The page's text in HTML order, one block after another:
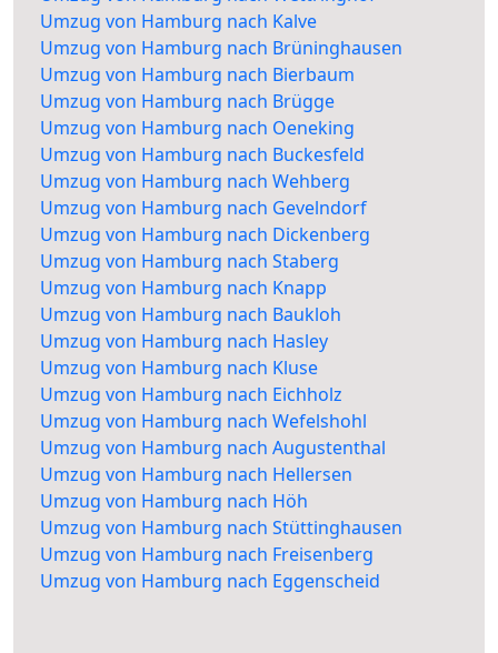
Umzug von Hamburg nach Kalve
Umzug von Hamburg nach Brüninghausen
Umzug von Hamburg nach Bierbaum
Umzug von Hamburg nach Brügge
Umzug von Hamburg nach Oeneking
Umzug von Hamburg nach Buckesfeld
Umzug von Hamburg nach Wehberg
Umzug von Hamburg nach Gevelndorf
Umzug von Hamburg nach Dickenberg
Umzug von Hamburg nach Staberg
Umzug von Hamburg nach Knapp
Umzug von Hamburg nach Baukloh
Umzug von Hamburg nach Hasley
Umzug von Hamburg nach Kluse
Umzug von Hamburg nach Eichholz
Umzug von Hamburg nach Wefelshohl
Umzug von Hamburg nach Augustenthal
Umzug von Hamburg nach Hellersen
Umzug von Hamburg nach Höh
Umzug von Hamburg nach Stüttinghausen
Umzug von Hamburg nach Freisenberg
Umzug von Hamburg nach Eggenscheid